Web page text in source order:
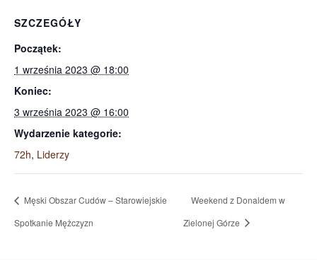
SZCZEGÓŁY
Początek:
1 września 2023 @ 18:00
Koniec:
3 września 2023 @ 16:00
Wydarzenie kategorie:
72h, Liderzy
Męski Obszar Cudów – Starowiejskie
Spotkanie Mężczyzn
Weekend z Donaldem w
Zielonej Górze